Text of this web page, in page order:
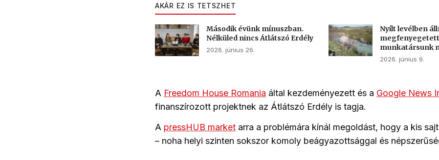
AKÁR EZ IS TETSZHET
Második évünk mínuszban.
Nélküled nincs Átlátszó Erdély
2026. június 26.
Nyílt levélben
megfenyegetett
munkatársunk
2026. június 9.
A Freedom House Romania által kezdeményezett és a Google News
finanszírozott projektnek az Átlátszó Erdély is tagja.
A pressHUB market arra a problémára kínál megoldást, hogy a kis
– noha helyi szinten sokszor komoly beágyazottsággal és